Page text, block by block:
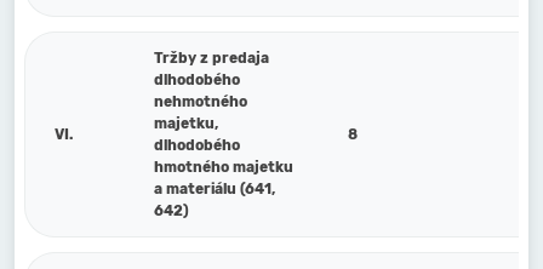
VI.
Tržby z predaja
dlhodobého
nehmotného
majetku,
dlhodobého
hmotného majetku
a materiálu (641,
642)
8